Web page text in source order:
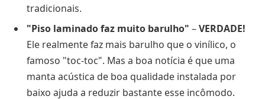
tradicionais.
"Piso laminado faz muito barulho" –VERDADE!
Ele realmente faz mais barulho que o vinílico, o
famoso "toc-toc". Mas a boa notícia é que uma
manta acústica de boa qualidade instalada por
baixo ajuda a reduzir bastante esse incômodo.